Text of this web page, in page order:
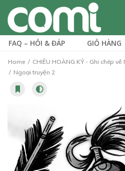
FAQ – HỎI & ĐÁP GIỎ HÀNG
Home
CHIÊU HOÀNG KỶ - Ghi chép về
Ngoại truyện 2